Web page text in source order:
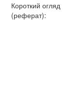
Короткий огляд
(реферат):